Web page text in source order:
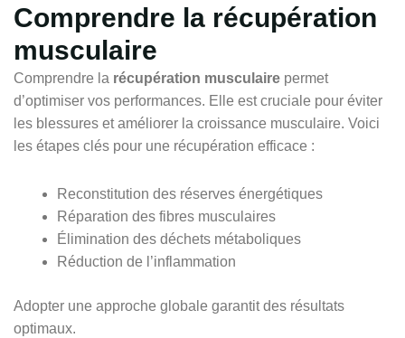
Comprendre la récupération
musculaire
Comprendre la récupération musculaire permet
d’optimiser vos performances. Elle est cruciale pour éviter
les blessures et améliorer la croissance musculaire. Voici
les étapes clés pour une récupération efficace :
Reconstitution des réserves énergétiques
Réparation des fibres musculaires
Élimination des déchets métaboliques
Réduction de l’inflammation
Adopter une approche globale garantit des résultats
optimaux.